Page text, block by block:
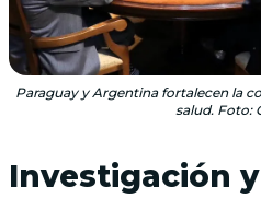
Paraguay y Argentina fortalecen la
salud. Foto:
Investigación